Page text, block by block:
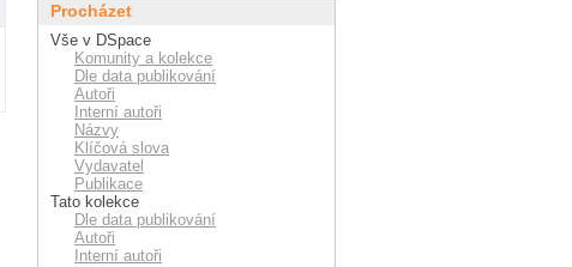
Procházet
Vše v DSpace
Komunity a kolekce
Dle data publikování
Autoři
Interní autoři
Názvy
Klíčová slova
Vydavatel
Publikace
Tato kolekce
Dle data publikování
Autoři
Interní autoři